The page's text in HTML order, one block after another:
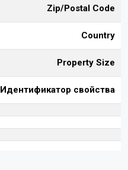
Zip/Postal Code
Country
Property Size
Идентификатор свойства